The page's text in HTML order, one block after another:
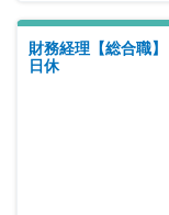
建てたい時に、そ
ます。 「IOT×デザ
を超える高い入居率
ける商品を提供し
限やしがらみなく
らのご応募お待ちしております。 ■そ
標達成報酬） 年収
万円（＋目標達成報酬） 株式会社Robot Home（東証
上場）の グループ
ります。 なお、親
財務経理【総合職
日休